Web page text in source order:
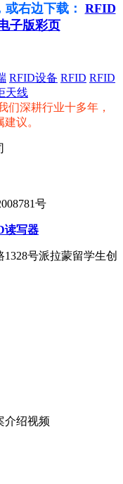
右边下载： RFID
子版彩页
RFID设备 RFID RFID
天线
们深耕行业十多年，
议。
号
读写器
号派拉蒙留学生创
介绍视频